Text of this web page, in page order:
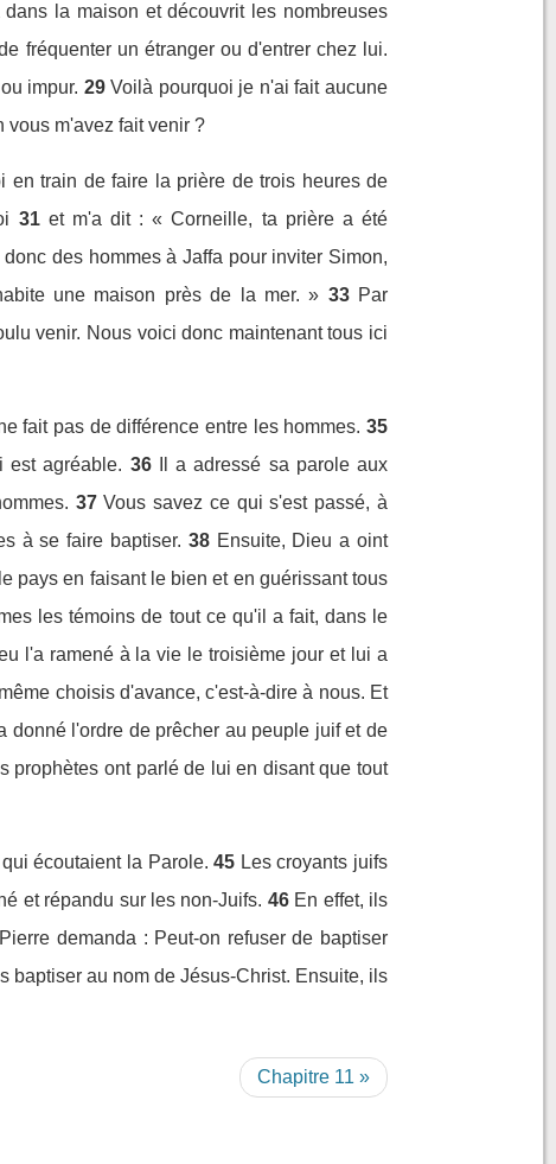
la maison et découvrit les nombreuses
fréquenter un étranger ou d'entrer chez lui.
impur. 29 Voilà pourquoi je n'ai fait aucune
vous m'avez fait venir ?
train de faire la prière de trois heures de
31 et m'a dit : « Corneille, ta prière a été
donc des hommes à Jaffa pour inviter Simon,
une maison près de la mer. » 33 Par
venir. Nous voici donc maintenant tous ici
fait pas de différence entre les hommes. 35
est agréable. 36
Il a adressé sa parole aux
37 Vous savez ce qui s'est passé, à
à se faire baptiser. 38 Ensuite, Dieu a oint
pays en faisant le bien et en guérissant tous
les témoins de tout ce qu'il a fait, dans le
l'a ramené à la vie le troisième jour et lui a
choisis d'avance, c'est-à-dire à nous. Et
donné l'ordre de prêcher au peuple juif et de
prophètes ont parlé de lui en disant que tout
écoutaient la Parole. 45 Les croyants juifs
et répandu sur les non-Juifs. 46 En effet, ils
demanda : Peut-on refuser de baptiser
baptiser au nom de Jésus-Christ. Ensuite, ils
Chapitre 11 »